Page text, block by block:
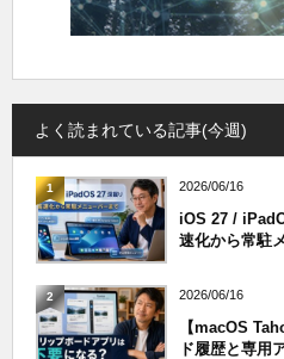
よく読まれている記事(今週)
1 2026/06/16
iOS 27 /
速化から常駐
2 2026/06/16
【macOS
ド履歴と専用